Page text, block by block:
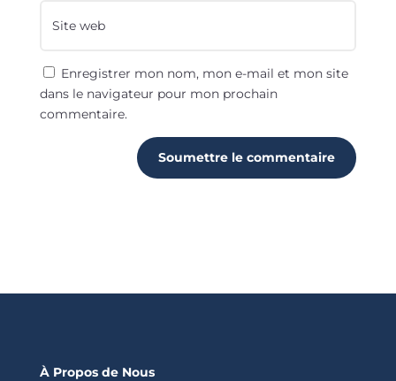
Enregistrer mon nom, mon e-mail et mon site
dans le navigateur pour mon prochain
commentaire.
Soumettre le commentaire
À Propos de Nous